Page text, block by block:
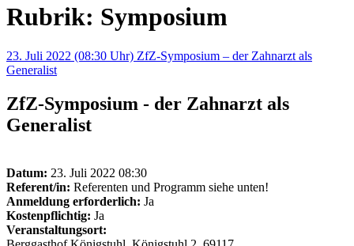
Rubrik: Symposium
23. Juli 2022 (08:30 Uhr) ZfZ-Symposium – der Zahnarzt als
Generalist
ZfZ-Symposium - der Zahnarzt als
Generalist
Datum: 23. Juli 2022 08:30
Referent/in: Referenten und Programm siehe unten!
Anmeldung erforderlich: Ja
Kostenpflichtig: Ja
Veranstaltungsort: